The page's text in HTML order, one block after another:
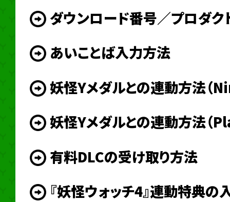
ダウンロード番号／プロダク
あいことば入力方法
妖怪Yメダルとの連動方法
妖怪Yメダルとの連動方法（
有料DLCの受け取り方法
『妖怪ウォッチ4』連動特典の